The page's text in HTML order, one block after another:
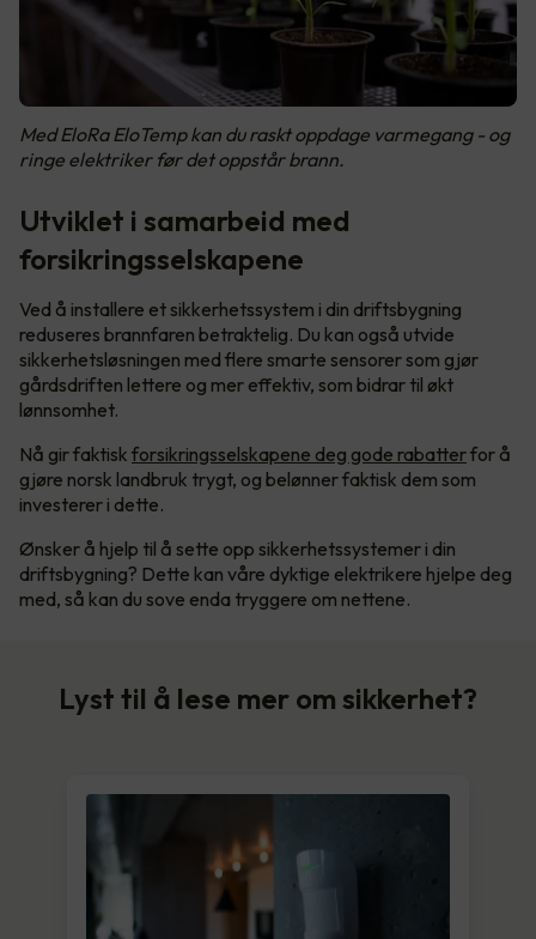
Med EloRa EloTemp kan du raskt oppdage varmegang - og
ringe elektriker før det oppstår brann.
Utviklet i samarbeid med
forsikringsselskapene
Ved å installere et sikkerhetssystem i din driftsbygning
reduseres brannfaren betraktelig. Du kan også utvide
sikkerhetsløsningen med flere smarte sensorer som gjør
gårdsdriften lettere og mer effektiv, som bidrar til økt
lønnsomhet.
Nå gir faktisk forsikringsselskapene deg gode rabatterfor å
gjøre norsk landbruk trygt, og belønner faktisk dem som
investerer i dette.
Ønsker å hjelp til å sette opp sikkerhetssystemer i din
driftsbygning? Dette kan våre dyktige elektrikere hjelpe deg
med, så kan du sove enda tryggere om nettene.
Lyst til å lese mer om sikkerhet?